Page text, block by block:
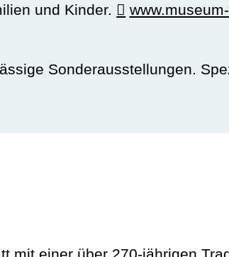
und Kinder.
Sonderausstellungen.
mit einer über 270-jährigen